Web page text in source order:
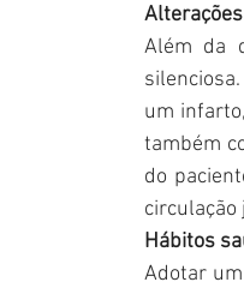
Além da
um
também
do
Hábitos
Adotar